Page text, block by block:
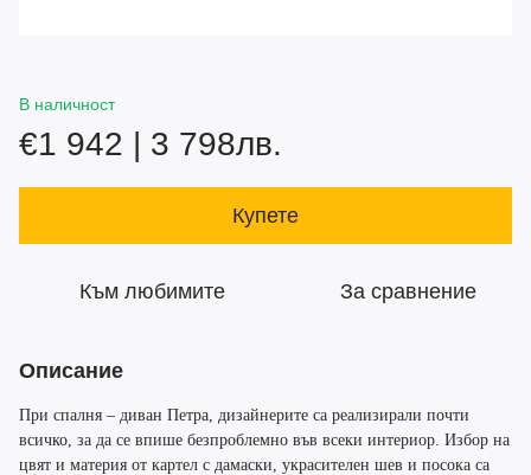
В наличност
€1 942 | 3 798лв.
Купете
Към любимите За сравнение
Описание
При спалня – диван Петра, дизайнерите са реализирали почти
всичко, за да се впише безпроблемно във всеки интериор. Избор на
цвят и материя от картел с дамаски, украсителен шев и посока са